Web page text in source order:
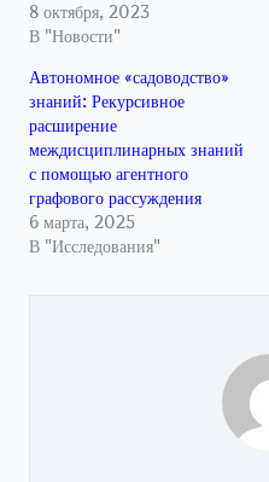
8 октября, 2023
В "Новости"
Автономное «садоводство»
знаний: Рекурсивное
расширение
междисциплинарных знаний
с помощью агентного
графового рассуждения
6 марта, 2025
В "Исследования"